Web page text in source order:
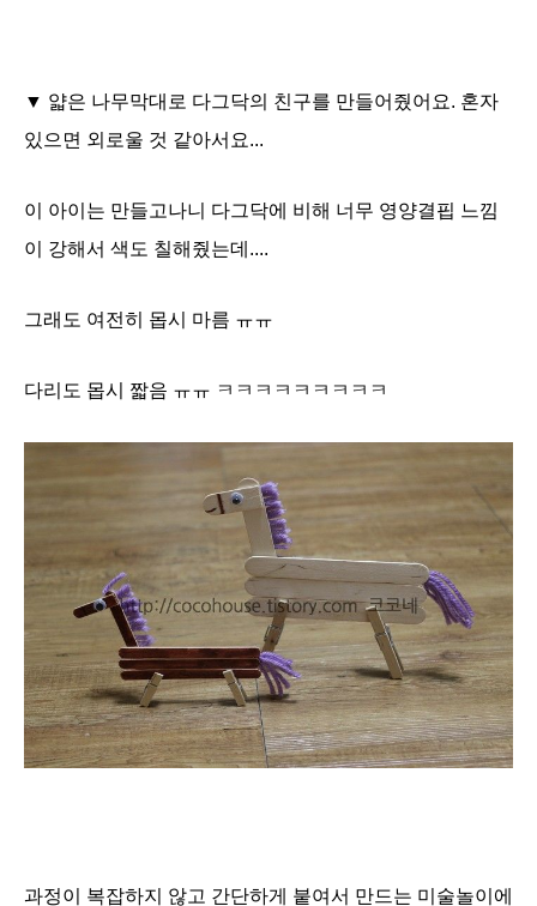
▼ 얇은 나무막대로 다그닥의 친구를 만들어줬어요. 혼자
있으면 외로울 것 같아서요...
이 아이는 만들고나니 다그닥에 비해 너무 영양결핍 느낌
이 강해서 색도 칠해줬는데....
그래도 여전히 몹시 마름 ㅠㅠ
다리도 몹시 짧음 ㅠㅠ ㅋㅋㅋㅋㅋㅋㅋㅋㅋ
과정이 복잡하지 않고 간단하게 붙여서 만드는 미술놀이에